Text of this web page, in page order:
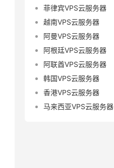
菲律宾VPS云服务器
越南VPS云服务器
阿曼VPS云服务器
阿根廷VPS云服务器
阿联酋VPS云服务器
韩国VPS云服务器
香港VPS云服务器
马来西亚VPS云服务器